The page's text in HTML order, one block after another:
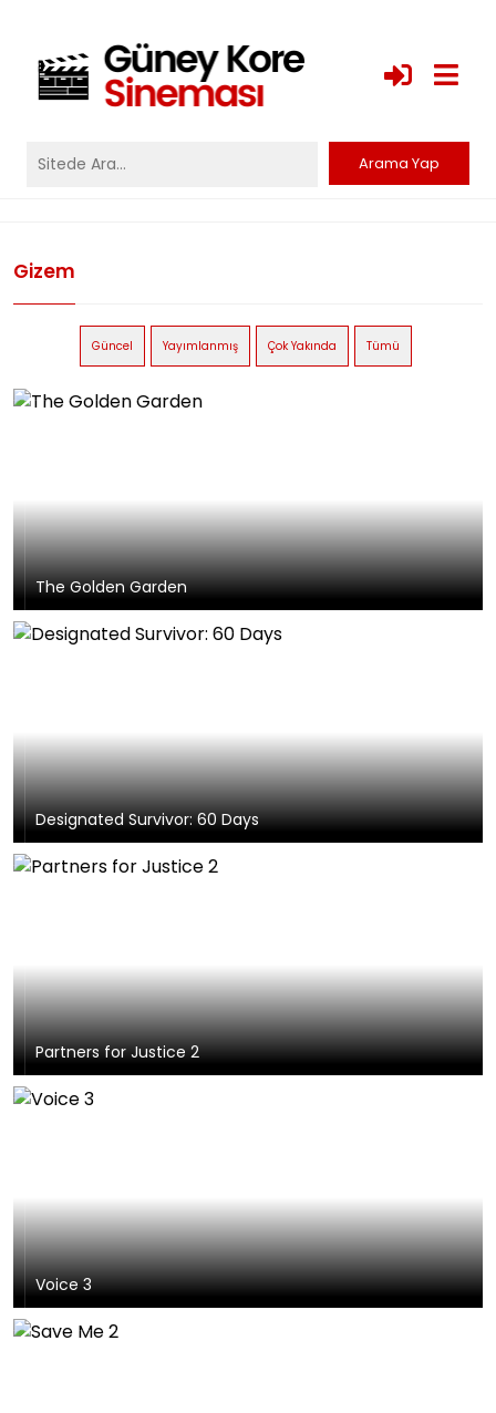
Gizem
Güncel Yayımlanmış Çok Yakında Tümü
The Golden Garden
Designated Survivor: 60 Days
Partners for Justice 2
Voice 3